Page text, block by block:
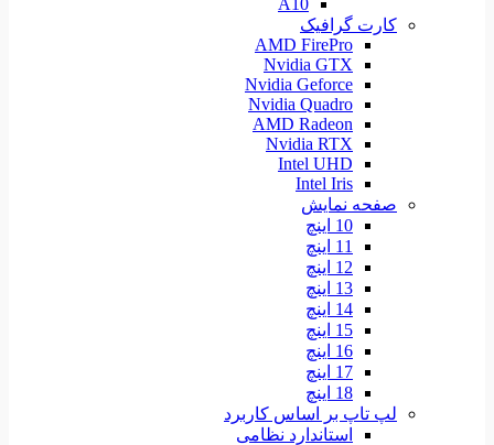
A10
کارت گرافیک
AMD FirePro
Nvidia GTX
Nvidia Geforce
Nvidia Quadro
AMD Radeon
Nvidia RTX
Intel UHD
Intel Iris
صفحه نمایش
10 اینچ
11 اینچ
12 اینچ
13 اینچ
14 اینچ
15 اینچ
16 اینچ
17 اینچ
18 اینچ
لپ تاپ بر اساس کاربرد
استاندارد نظامی